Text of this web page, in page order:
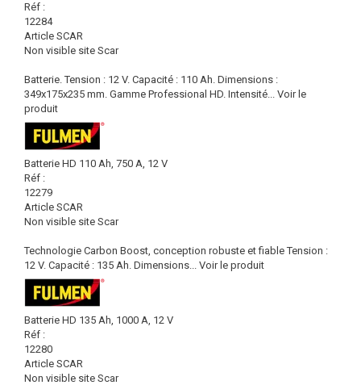
Réf :
12284
Article SCAR
Non visible site Scar
Batterie. Tension : 12 V. Capacité : 110 Ah. Dimensions :
349x175x235 mm. Gamme Professional HD. Intensité... Voir le
produit
Batterie HD 110 Ah, 750 A, 12 V
Réf :
12279
Article SCAR
Non visible site Scar
Technologie Carbon Boost, conception robuste et fiable Tension :
12 V. Capacité : 135 Ah. Dimensions... Voir le produit
Batterie HD 135 Ah, 1000 A, 12 V
Réf :
12280
Article SCAR
Non visible site Scar